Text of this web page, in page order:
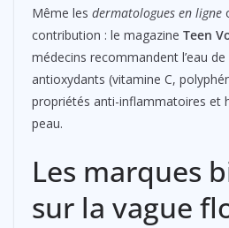
Même les dermatologues en ligne
contribution : le magazine Teen
médecins recommandent l’eau
antioxydants (vitamine C,
propriétés anti-inflammatoires et
peau.
Les marques
sur la vague